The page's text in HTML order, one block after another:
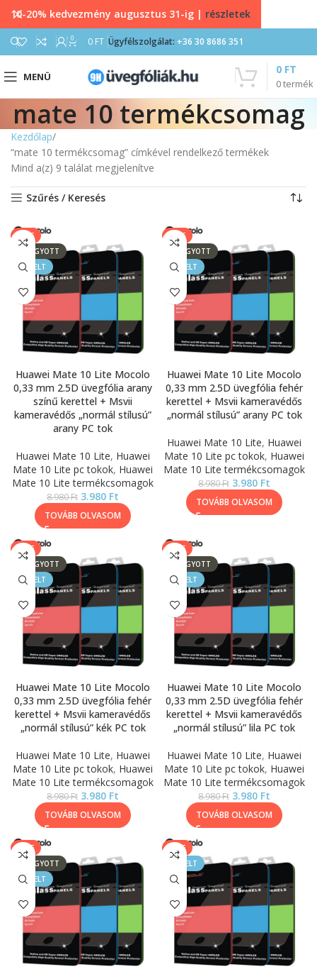
0 0 FT Ügyfélszolgálat: +36 30 8686 351
MENÜ
0termék
0 FT
mate 10 termékcsomag
Kezdőlap
“mate 10 termékcsomag” címkével rendelkező termékek
Mind a(z) 9 találat megjelenítve
Szűrés / Keresés
SALE
ELFOGYOTT
KIEMELT
Huawei Mate 10 Lite Mocolo
0,33 mm 2.5D üvegfólia arany
színű kerettel + Msvii
kameravédős „normál stílusú”
arany PC tok
Huawei Mate 10 Lite, Huawei
Mate 10 Lite pc tokok, Huawei
Mate 10 Lite termékcsomagok
8.980Ft 3.980 Ft
TOVÁBB OLVASOM
SALE
ELFOGYOTT
KIEMELT
Huawei Mate 10 Lite Mocolo
0,33 mm 2.5D üvegfólia fehér
kerettel + Msvii kameravédős
„normál stílusú” arany PC tok
Huawei Mate 10 Lite, Huawei
Mate 10 Lite pc tokok, Huawei
Mate 10 Lite termékcsomagok
8.980Ft 3.980 Ft
TOVÁBB OLVASOM
SALE
ELFOGYOTT
KIEMELT
Huawei Mate 10 Lite Mocolo
0,33 mm 2.5D üvegfólia fehér
kerettel + Msvii kameravédős
„normál stílusú” kék PC tok
Huawei Mate 10 Lite, Huawei
Mate 10 Lite pc tokok, Huawei
Mate 10 Lite termékcsomagok
8.980Ft 3.980 Ft
TOVÁBB OLVASOM
SALE
ELFOGYOTT
KIEMELT
Huawei Mate 10 Lite Mocolo
0,33 mm 2.5D üvegfólia fehér
kerettel + Msvii kameravédős
„normál stílusú” lila PC tok
Huawei Mate 10 Lite, Huawei
Mate 10 Lite pc tokok, Huawei
Mate 10 Lite termékcsomagok
8.980Ft 3.980 Ft
TOVÁBB OLVASOM
SALE
ELFOGYOTT
KIEMELT
SALE
KIEMELT
10-20% kedvezmény augusztus 31-ig | részletek